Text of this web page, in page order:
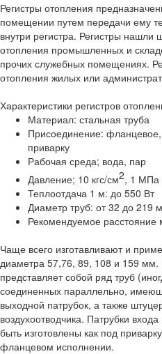
Регистры отопления
помещении путем передачи ему
внутри регистра. Регистры
отопления промышленных и
прочих служебных помещениях.
отопления жилых или
Характеристики регистров
Материал: стальная труба
Присоединение:
приварку
Рабочая среда; вода, пар
Давление; 10 кгс/см2, 1 МПа
Теплоотдача 1 м: до 550 Вт
Диаметр труб: от 32 до 219
Рекомендуемое
Чаще всего изготавливают и
диаметра 57,76, 89, 108 и 159 мм.
представляет собой ряд труб
соединенных параллельно,
выходной патрубок, а также
воздухоотводчика. Патрубки
быть изготовлены как под
фланцевом исполнении.